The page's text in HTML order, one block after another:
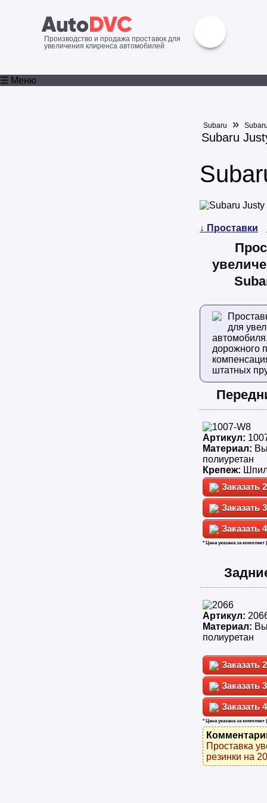
Производство и продажа проставок для
увеличения клиренса автомобилей
☰ Меню
Subaru »
Subaru
↓ Проставки
для
дорожного
штатных
Артикул:
Материал:
полиуретан
Крепеж:
* Цена указана за
Артикул:
Материал:
полиуретан
* Цена указана за комплект
Проставка
резинки на